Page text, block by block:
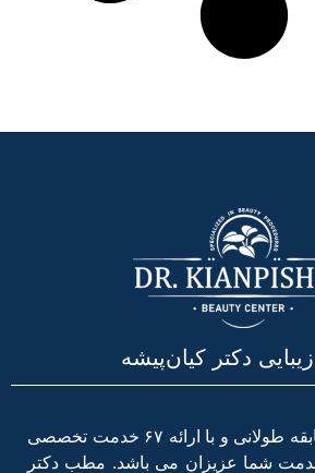
دکتر کیان‌پیشه
دکتر کیان پیشه با سابقه طولانی و با ارائه ۶۷ خدمت تخصصی
شما عزیزان می باشد. مطب دکتر